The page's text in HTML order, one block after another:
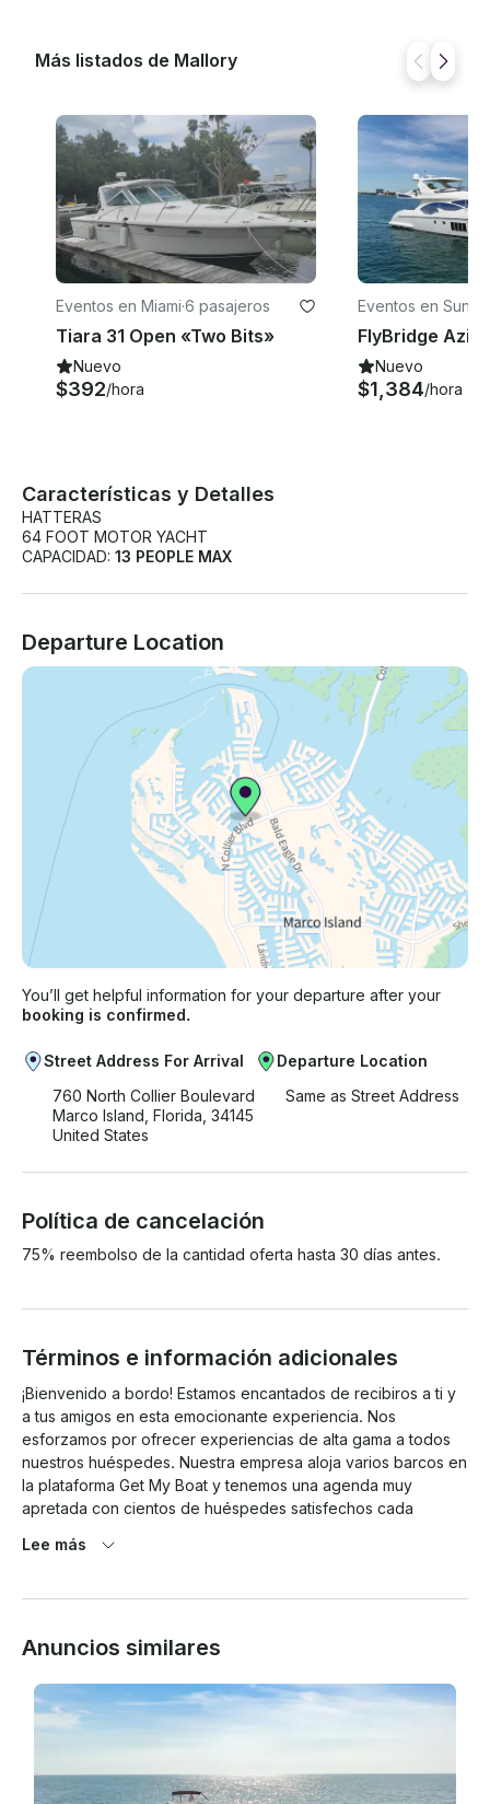
Más listados de Mallory
Eventos en Miami·6 pasajeros
Tiara 31 Open «Two Bits»
Nuevo
$392/hora
Eventos en Sunny
es Beach
Nuevo
$1,384/hora
Características y Detalles
HATTERAS
64 FOOT MOTOR YACHT
CAPACIDAD: 13 PEOPLE MAX
Departure Location
You’ll get helpful information for your departure after your
booking is confirmed.
Street Address For Arrival
760 North Collier Boulevard
Marco Island, Florida, 34145
United States
Departure Location
Same as Street Address
Política de cancelación
75% reembolso de la cantidad oferta hasta 30 días antes.
Términos e información adicionales
¡Bienvenido a bordo! Estamos encantados de recibiros a ti y
a tus amigos en esta emocionante experiencia. Nos
esforzamos por ofrecer experiencias de alta gama a todos
nuestros huéspedes. Nuestra empresa aloja varios barcos en
la plataforma Get My Boat y tenemos una agenda muy
apretada con cientos de huéspedes satisfechos cada
estricta y nos aseguramos de que todos los vuelos chárter
o el pago completo con Get My Boat, un representante se
teléfono. Es necesario que firme un paquete de contrato de
También le preguntaremos si tiene alguna solicitud especial,
como comida, bebida, catering, decoración, etc. Este
servicio de aprovisionamiento se ofrece con un coste
para usted, necesitará la información y la autorización de su
Lee más
Anuncios similares